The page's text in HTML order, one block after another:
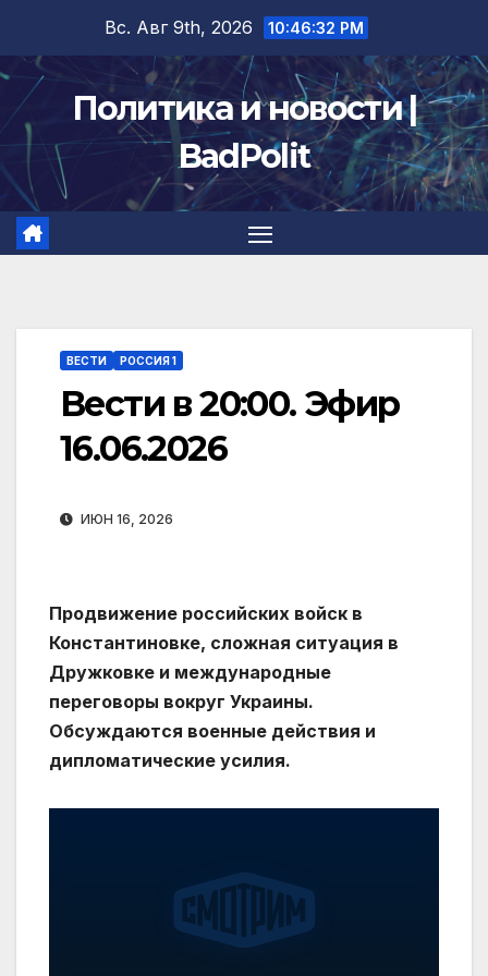
содержимому
Вс. Авг 9th, 2026 10:46:33 PM
Политика и новости |
BadPolit
ВЕСТИ РОССИЯ 1
Вести в 20:00. Эфир
16.06.2026
ИЮН 16, 2026
Продвижение российских войск в
Константиновке, сложная ситуация в
Дружковке и международные
переговоры вокруг Украины.
Обсуждаются военные действия и
дипломатические усилия.